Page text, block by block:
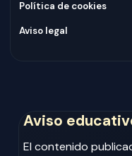
Política de cookies
Aviso legal
Aviso
El contenido